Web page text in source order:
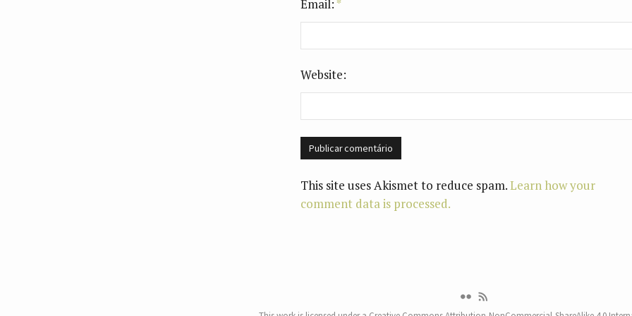
Email:*
Website:
This site uses Akismet to reduce spam.Learn how your
comment data is processed.